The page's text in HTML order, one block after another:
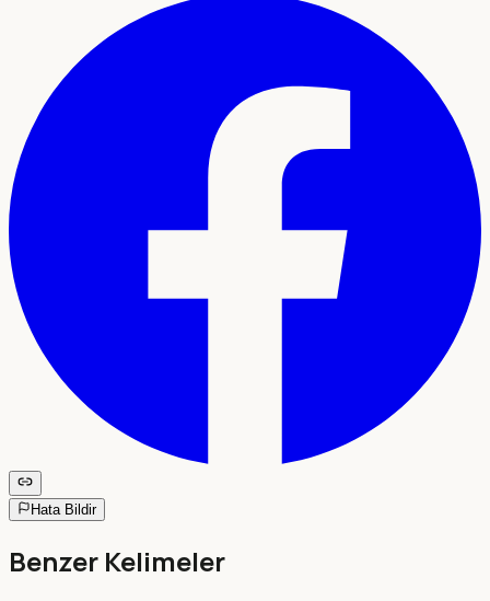
Hata Bildir
Benzer Kelimeler